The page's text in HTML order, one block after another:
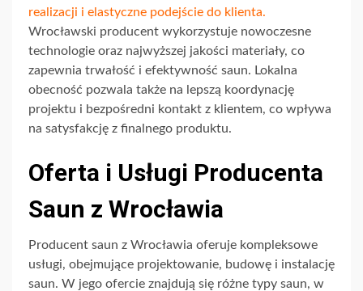
realizacji i elastyczne podejście do klienta.
Wrocławski producent wykorzystuje nowoczesne
technologie oraz najwyższej jakości materiały, co
zapewnia trwałość i efektywność saun. Lokalna
obecność pozwala także na lepszą koordynację
projektu i bezpośredni kontakt z klientem, co wpływa
na satysfakcję z finalnego produktu.
Oferta i Usługi Producenta
Saun z Wrocławia
Producent saun z Wrocławia oferuje kompleksowe
usługi, obejmujące projektowanie, budowę i instalację
saun. W jego ofercie znajdują się różne typy saun, w